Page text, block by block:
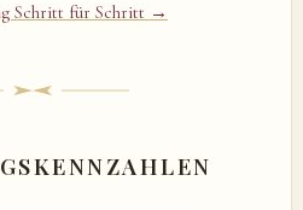
Schritt für Schritt →